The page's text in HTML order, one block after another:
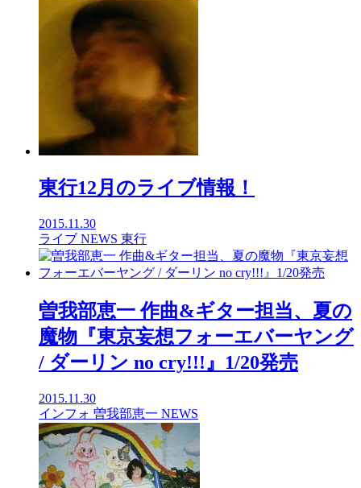
東行12月のライブ情報！
2015.11.30
ライブ NEWS 東行
曽我部恵一 作曲&ギター担当、夏の
魔物『東京妄想フォーエバーヤング
/ ダーリン no cry!!!』1/20発売
2015.11.30
インフォ 曽我部恵一 NEWS